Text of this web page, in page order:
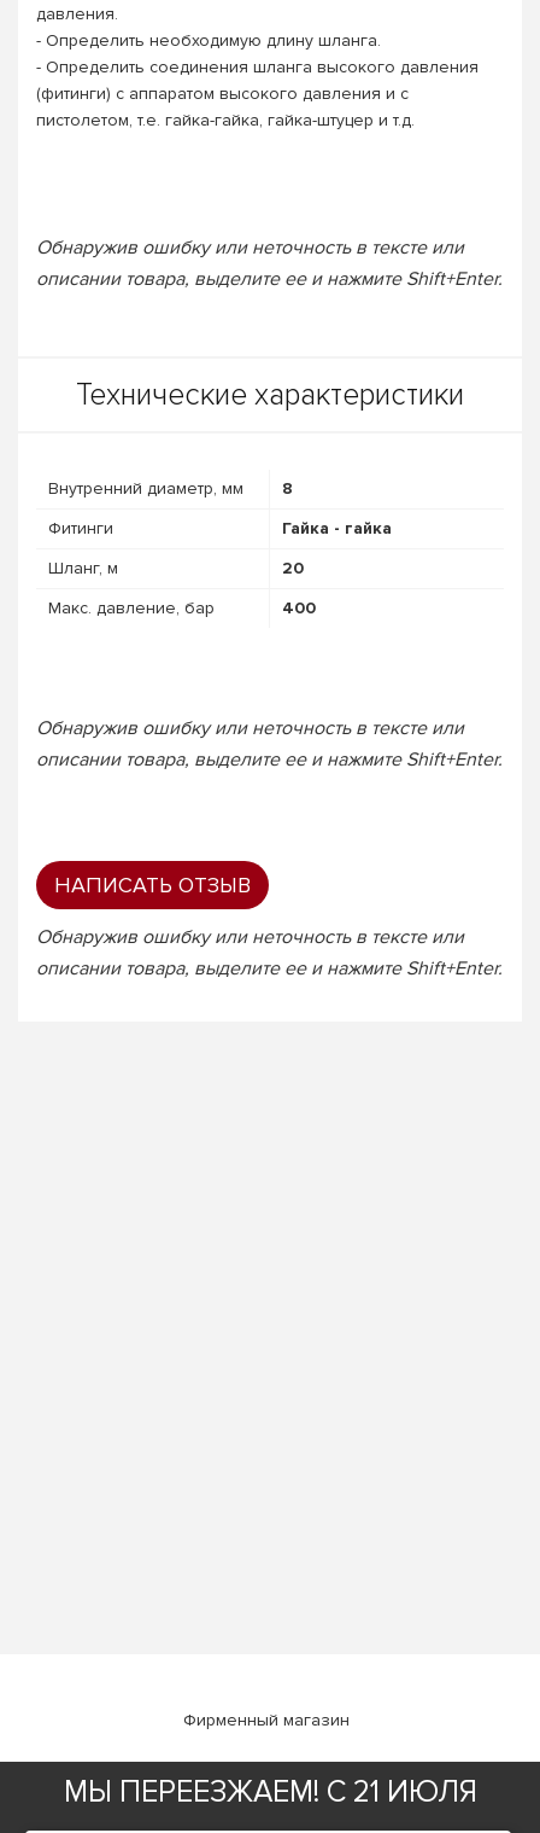
давления.
- Определить необходимую длину шланга.
- Определить соединения шланга высокого давления
(фитинги) с аппаратом высокого давления и с
пистолетом, т.е. гайка-гайка, гайка-штуцер и т.д.
Обнаружив ошибку или неточность в тексте или
описании товара, выделите ее и нажмите Shift+Enter.
Технические характеристики
Внутренний диаметр, мм
8
Фитинги
Гайка - гайка
Шланг, м
20
Макс. давление, бар
400
Обнаружив ошибку или неточность в тексте или
описании товара, выделите ее и нажмите Shift+Enter.
НАПИСАТЬ ОТЗЫВ
Обнаружив ошибку или неточность в тексте или
описании товара, выделите ее и нажмите Shift+Enter.
МЫ ПЕРЕЕЗЖАЕМ! С 21 ИЮЛЯ
Фирменный магазин
ИНФОРМАЦИЯ